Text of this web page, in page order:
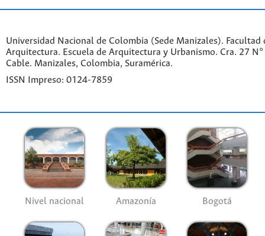
Universidad Nacional de Colombia (Sede Manizales). Facultad
Arquitectura. Escuela de Arquitectura y Urbanismo. Cra. 27
Cable. Manizales, Colombia, Suramérica.
ISSN Impreso: 0124-7859
Nivel nacional Amazonía Bogotá